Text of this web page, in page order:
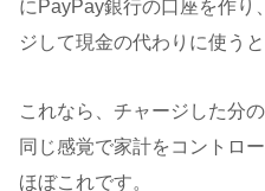
にPayPay銀行の口座を作り
ジして現金の代わりに使う
これなら、チャージした分
同じ感覚で家計をコントロ
ほぼこれです。